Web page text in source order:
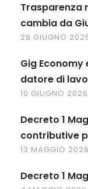
Trasparenza
cambia da
28 GIUGNO
Gig
datore di
10 GIUGNO 2026
Decreto 1
contributive
13 MAGGIO 2026
Decreto 1